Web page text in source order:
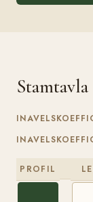
Stamtavla
PROFIL